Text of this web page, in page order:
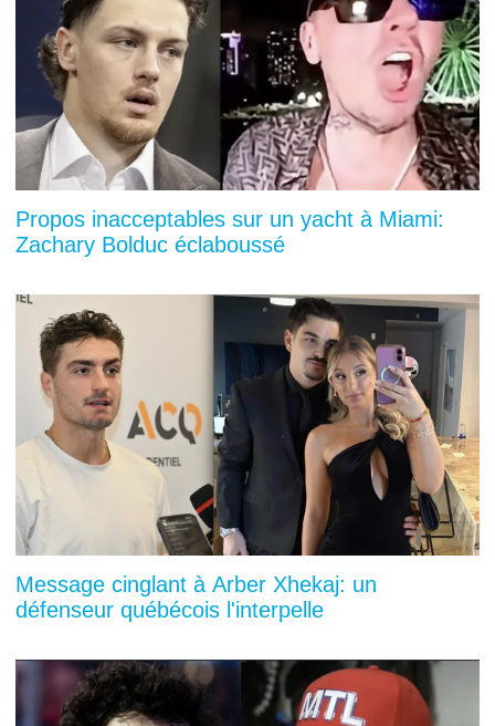
Propos inacceptables sur un yacht à Miami:
Zachary Bolduc éclaboussé
Message cinglant à Arber Xhekaj: un
défenseur québécois l'interpelle